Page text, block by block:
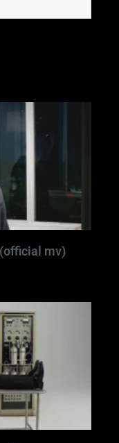
(official mv)